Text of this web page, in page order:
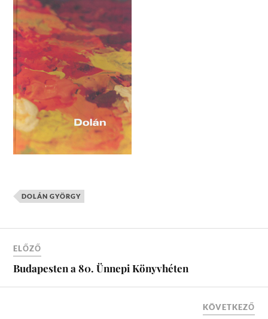
DOLÁN GYÖRGY
ELŐZŐ
Budapesten a 80. Ünnepi Könyvhéten
KÖVETKEZŐ